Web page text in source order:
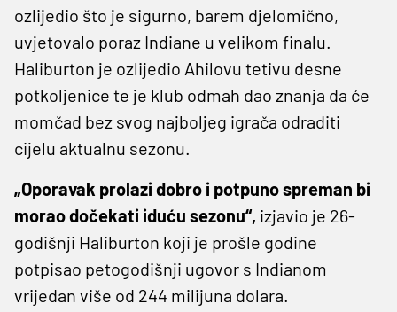
ozlijedio što je sigurno, barem djelomično,
uvjetovalo poraz Indiane u velikom finalu.
Haliburton je ozlijedio Ahilovu tetivu desne
potkoljenice te je klub odmah dao znanja da će
momčad bez svog najboljeg igrača odraditi
cijelu aktualnu sezonu.
„Oporavak prolazi dobro i potpuno spreman bi
morao dočekati iduću sezonu“, izjavio je 26-
godišnji Haliburton koji je prošle godine
potpisao petogodišnji ugovor s Indianom
vrijedan više od 244 milijuna dolara.